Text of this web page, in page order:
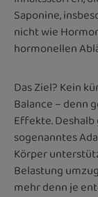
Saponine,
nicht wie
hormonellen
Das Ziel? Kein
Balance – denn
Effekte.
sogenanntes
Körper
Belastung
mehr denn je